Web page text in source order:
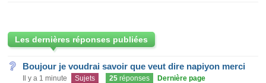
Les dernières réponses publiées
Boujour je voudrai savoir que veut dire napiyon merci
Il y a 1 minute Sujets 25 réponses Dernière page